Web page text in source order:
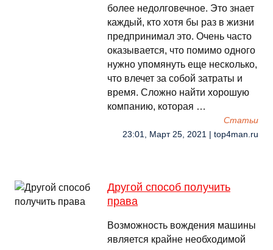
более недолговечное. Это знает
каждый, кто хотя бы раз в жизни
предпринимал это. Очень часто
оказывается, что помимо одного
нужно упомянуть еще несколько,
что влечет за собой затраты и
время. Сложно найти хорошую
компанию, которая …
Cтатьи
23:01, Март 25, 2021 | top4man.ru
Другой способ получить
права
Возможность вождения машины
является крайне необходимой